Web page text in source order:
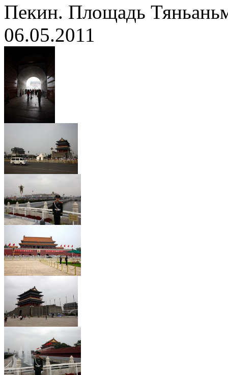
Пекин. Площадь
06.05.2011